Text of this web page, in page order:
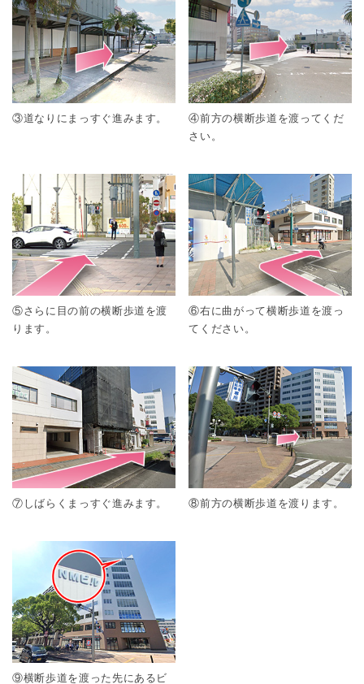
③道なりにまっすぐ進みます。
④前方の横断歩道を渡ってくだ
さい。
⑤さらに目の前の横断歩道を渡
ります。
⑥右に曲がって横断歩道を渡っ
てください。
⑦しばらくまっすぐ進みます。 ⑧前方の横断歩道を渡ります。
⑨横断歩道を渡った先にあるビ